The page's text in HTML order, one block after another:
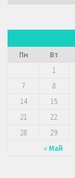
Пн
Вт
« Май
1
7
8
14
15
21
22
28
29